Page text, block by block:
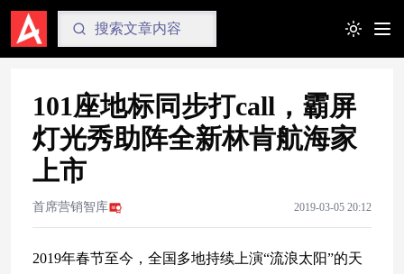
Toggle
101座地标同步打call，霸屏
灯光秀助阵全新林肯航海家
上市
首席营销智库 2019-03-05 20:12
2019年春节至今，全国多地持续上演“流浪太阳”的天